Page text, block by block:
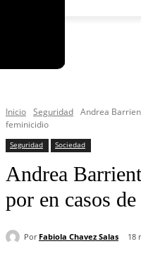
Inicio Seguridad Andrea
feminicidio
Seguridad Sociedad
Andrea
por en casos
Por Fabiola Chavez Salas 18